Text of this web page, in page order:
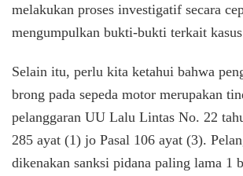
melakukan proses investigatif secara
mengumpulkan bukti-bukti terkait
Selain itu, perlu kita ketahui bahwa
brong pada sepeda motor merupakan
pelanggaran UU Lalu Lintas No. 22
285 ayat (1) jo Pasal 106 ayat (3).
dikenakan sanksi pidana paling lama 1